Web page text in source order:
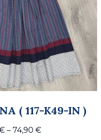
( 117-K49-IN )
– 74,90€Price